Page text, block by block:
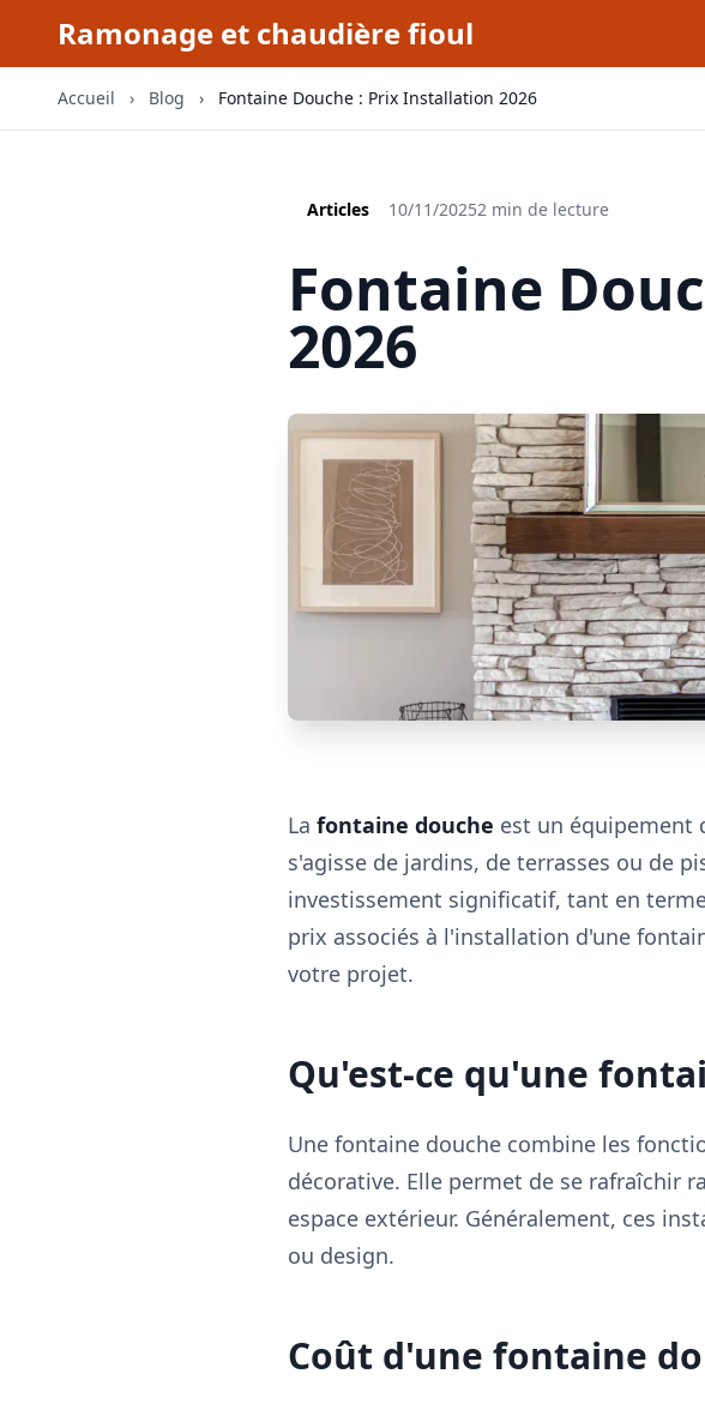
Ramonage et chaudière fioul
Accueil › Blog › Fontaine Douche : Prix Installation 2026
Articles 10/11/20252 min de lecture
Fontaine
2026
La fontaine douche est un équipement
s'agisse de jardins, de terrasses ou de
investissement significatif, tant en
prix associés à l'installation d'une
votre projet.
Qu'est-ce qu'une
Une fontaine douche combine les
décorative. Elle permet de se rafraîchir
espace extérieur. Généralement, ces
ou design.
Coût d'une fontaine